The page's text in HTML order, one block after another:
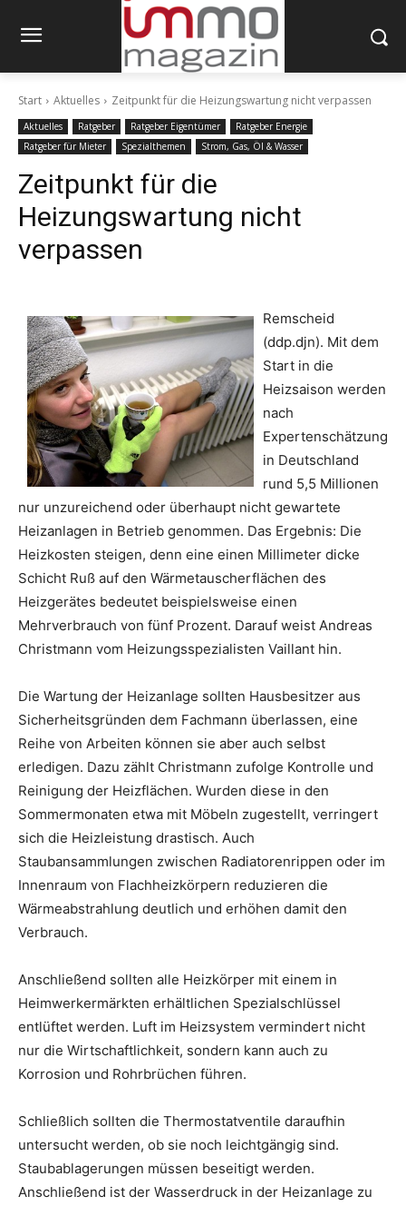
Start Aktuelles Zeitpunkt für die Heizungswartung nicht verpassen
Aktuelles Ratgeber Ratgeber Eigentümer
Ratgeber Energie
Ratgeber für Mieter
Spezialthemen Strom, Gas, Öl & Wasser
Zeitpunkt für die
Heizungswartung nicht
verpassen
Remscheid
(ddp.djn). Mit dem
Start in die
Heizsaison werden
nach
Expertenschätzung
in Deutschland
rund 5,5 Millionen
nur unzureichend oder überhaupt nicht gewartete
Heizanlagen in Betrieb genommen. Das Ergebnis: Die
Heizkosten steigen, denn eine einen Millimeter dicke
Schicht Ruß auf den Wärmetauscherflächen des
Heizgerätes bedeutet beispielsweise einen
Mehrverbrauch von fünf Prozent. Darauf weist Andreas
Christmann vom Heizungsspezialisten Vaillant hin.
Die Wartung der Heizanlage sollten Hausbesitzer aus
Sicherheitsgründen dem Fachmann überlassen, eine
Reihe von Arbeiten können sie aber auch selbst
erledigen. Dazu zählt Christmann zufolge Kontrolle und
Reinigung der Heizflächen. Wurden diese in den
Sommermonaten etwa mit Möbeln zugestellt, verringert
sich die Heizleistung drastisch. Auch
Staubansammlungen zwischen Radiatorenrippen oder im
Innenraum von Flachheizkörpern reduzieren die
Wärmeabstrahlung deutlich und erhöhen damit den
Verbrauch.
Anschließend sollten alle Heizkörper mit einem in
Heimwerkermärkten erhältlichen Spezialschlüssel
entlüftet werden. Luft im Heizsystem vermindert nicht
nur die Wirtschaftlichkeit, sondern kann auch zu
Korrosion und Rohrbrüchen führen.
Schließlich sollten die Thermostatventile daraufhin
untersucht werden, ob sie noch leichtgängig sind.
Staubablagerungen müssen beseitigt werden.
Anschließend ist der Wasserdruck in der Heizanlage zu